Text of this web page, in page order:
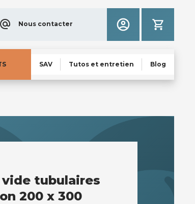
Nous contacter
SAV Tutos et entretien Blog
vide tubulaires
200 x 300